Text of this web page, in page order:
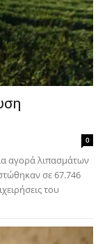
0
αγορά λιπασμάτων
σε 67.746
του